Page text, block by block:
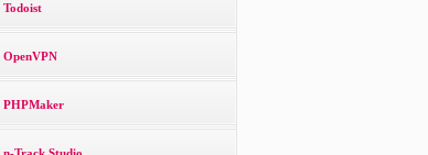
Todoist
OpenVPN
PHPMaker